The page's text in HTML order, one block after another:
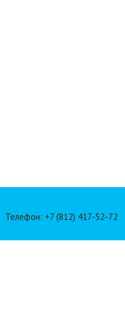
Телефон: +7 (812) 417-52-72